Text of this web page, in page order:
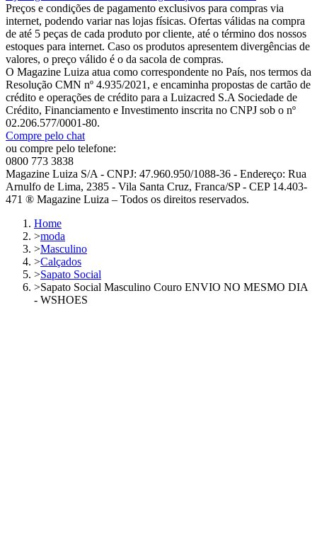
Preços e condições de pagamento exclusivos para compras via
internet, podendo variar nas lojas físicas. Ofertas válidas na compra
de até 5 peças de cada produto por cliente, até o término dos nossos
estoques para internet. Caso os produtos apresentem divergências de
valores, o preço válido é o da sacola de compras.
O Magazine Luiza atua como correspondente no País, nos termos da
Resolução CMN nº 4.935/2021, e encaminha propostas de cartão de
crédito e operações de crédito para a Luizacred S.A Sociedade de
Crédito, Financiamento e Investimento inscrita no CNPJ sob o nº
02.206.577/0001-80.
Compre pelo chat
ou compre pelo telefone:
0800 773 3838
Magazine Luiza S/A - CNPJ: 47.960.950/1088-36 - Endereço: Rua
Arnulfo de Lima, 2385 - Vila Santa Cruz, Franca/SP - CEP 14.403-
471 ® Magazine Luiza – Todos os direitos reservados.
Home
>moda
>Masculino
>Calçados
>Sapato Social
>Sapato Social Masculino Couro ENVIO NO MESMO DIA
- WSHOES